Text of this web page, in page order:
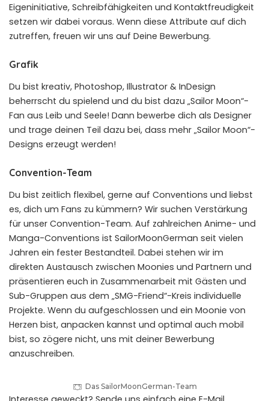
Eigeninitiative, Schreibfähigkeiten und Kontaktfreudigkeit
setzen wir dabei voraus. Wenn diese Attribute auf dich
zutreffen, freuen wir uns auf Deine Bewerbung.
Grafik
Du bist kreativ, Photoshop, Illustrator & InDesign
beherrscht du spielend und du bist dazu „Sailor Moon“-
Fan aus Leib und Seele! Dann bewerbe dich als Designer
und trage deinen Teil dazu bei, dass mehr „Sailor Moon“-
Designs erzeugt werden!
Convention-Team
Du bist zeitlich flexibel, gerne auf Conventions und liebst
es, dich um Fans zu kümmern? Wir suchen Verstärkung
für unser Convention-Team. Auf zahlreichen Anime- und
Manga-Conventions ist SailorMoonGerman seit vielen
Jahren ein fester Bestandteil. Dabei stehen wir im
direkten Austausch zwischen Moonies und Partnern und
präsentieren euch in Zusammenarbeit mit Gästen und
Sub-Gruppen aus dem „SMG-Friend“-Kreis individuelle
Projekte. Wenn du aufgeschlossen und ein Moonie von
Herzen bist, anpacken kannst und optimal auch mobil
bist, so zögere nicht, uns mit deiner Bewerbung
anzuschreiben.
Das SailorMoonGerman-Team